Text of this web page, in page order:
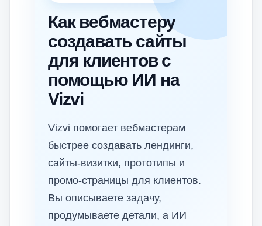
Как вебмастеру
создавать сайты
для клиентов с
помощью ИИ на
Vizvi
Vizvi помогает вебмастерам
быстрее создавать лендинги,
сайты-визитки, прототипы и
промо-страницы для клиентов.
Вы описываете задачу,
продумываете детали, а ИИ